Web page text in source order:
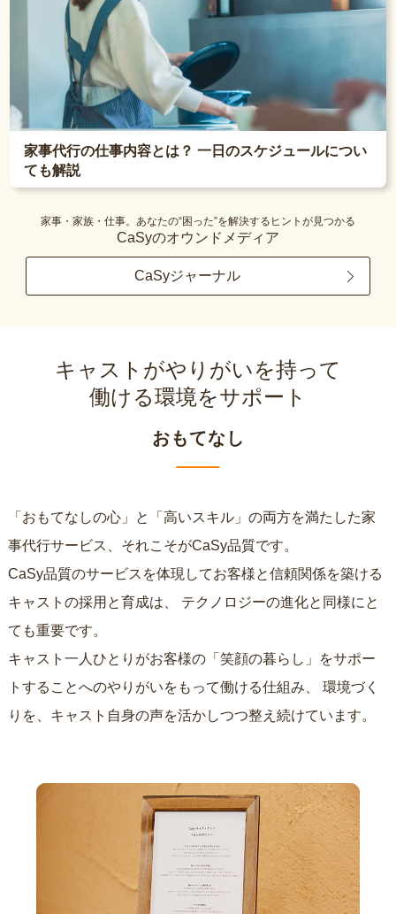
家事代行の仕事内容とは？ 一日のスケジュールについ
ても解説
家事・家族・仕事。あなたの“困った”を解決するヒントが見つかる
CaSyのオウンドメディア
CaSyジャーナル
キャストがやりがいを持って
働ける環境をサポート
おもてなし
「おもてなしの心」と「高いスキル」の両方を満たした家
事代行サービス、それこそがCaSy品質です。
CaSy品質のサービスを体現してお客様と信頼関係を築ける
キャストの採用と育成は、
ても重要です。
キャスト一人ひとりがお客様の「笑顔の暮らし」をサポー
トすることへのやりがいをもって働ける仕組み、
りを、キャスト自身の声を活かしつつ整え続けています。